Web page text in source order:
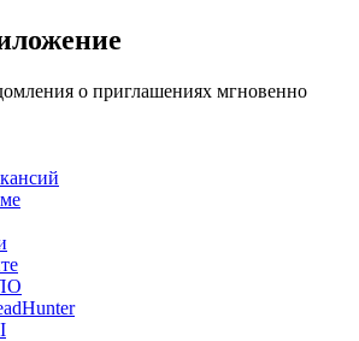
о приглашениях мгновенно